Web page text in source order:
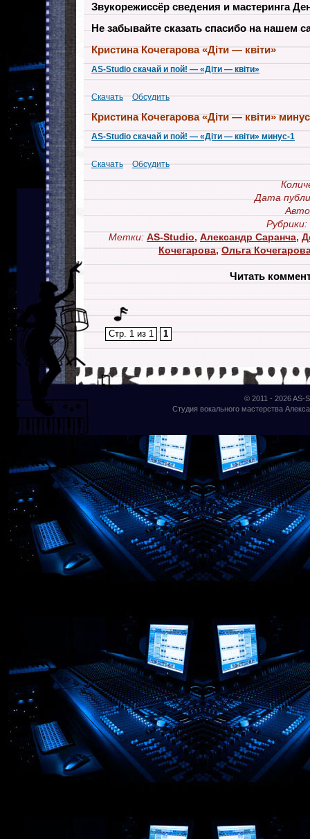
Звукорежиссёр сведения и мастеринга
Не забывайте сказать спасибо на нашем
Кристина Кочегарова «Дiти — квiти»
AS-Studio скачай и пой! — «Дiти — квiти»
Скачать Обсудить
Кристина Кочегарова «Дiти — квiти»
AS-Studio скачай и пой! — «Дiти — квiти» минус-1
Скачать Обсудить
Дата
Рубрики:
Метки: AS-Studio, Александр Саранча,
Кочегарова,Ольга
Читать
Стр. 1 из 1 1
© 2011 - 2026AS-
Студия вокального мастерства